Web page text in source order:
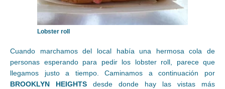
Lobster roll
Cuando marchamos del local había una hermosa cola de
personas esperando para pedir los lobster roll, parece que
llegamos justo a tiempo. Caminamos a continuación por
BROOKLYN HEIGHTS desde donde hay las vistas más